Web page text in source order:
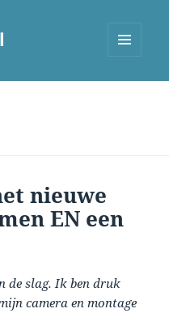
nieuwe
EN een
de slag. Ik ben druk
camera en montage